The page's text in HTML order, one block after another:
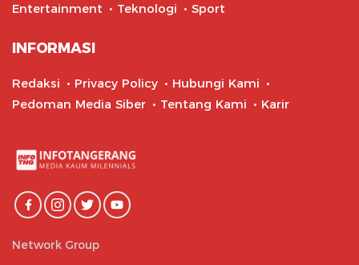
Entertainment
Teknologi Sport
INFORMASI
Redaksi Privacy Policy
Hubungi Kami
Pedoman Media Siber
Tentang Kami Karir
Network Group